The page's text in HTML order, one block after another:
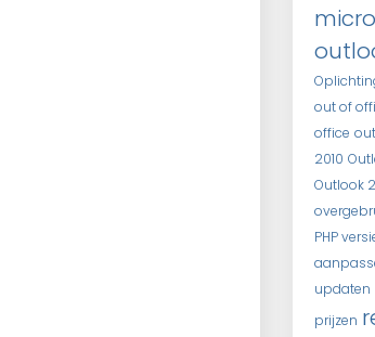
out of
office
2010
Outlook
PHP
updaten
prijzen